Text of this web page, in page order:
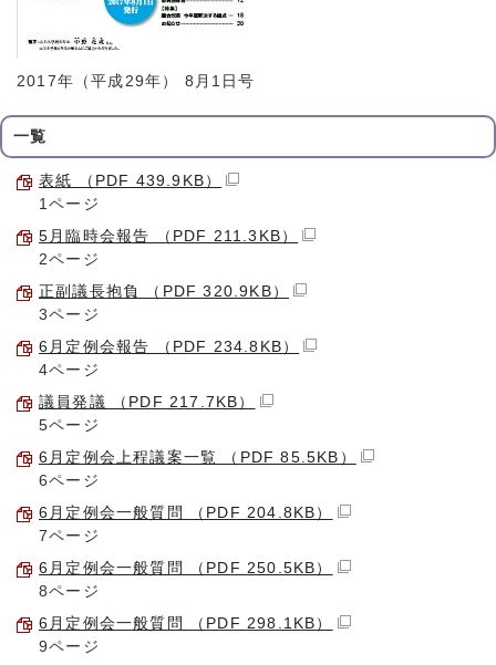
2017年（平成29年） 8月1日号
一覧
表紙 （PDF 439.9KB）
1ページ
5月臨時会報告 （PDF 211.3KB）
2ページ
正副議長抱負 （PDF 320.9KB）
3ページ
6月定例会報告 （PDF 234.8KB）
4ページ
議員発議 （PDF 217.7KB）
5ページ
6月定例会上程議案一覧 （PDF 85.5KB）
6ページ
6月定例会一般質問 （PDF 204.8KB）
7ページ
6月定例会一般質問 （PDF 250.5KB）
8ページ
6月定例会一般質問 （PDF 298.1KB）
9ページ